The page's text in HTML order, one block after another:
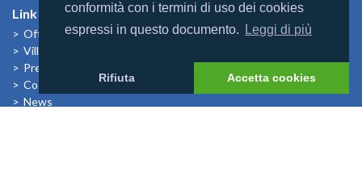
conformità con i termini di uso dei cookies
espressi in questo documento.
Leggi di più
Rifiuta Accetta cookies
Link Utili
Offerte
Villaggi
Previsioni Meteo
Cosa dicono di noi
News